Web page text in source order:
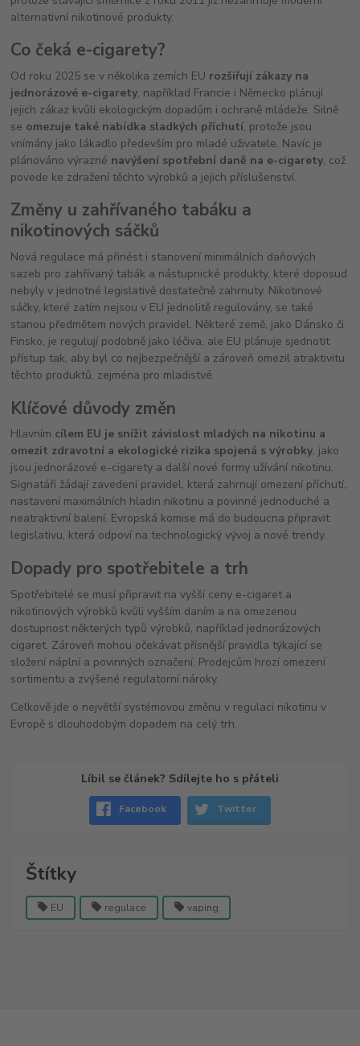
alternativní nikotinové produkty.
Co čeká e-cigarety?
Od roku 2025 se v několika zemích EU rozšiřují zákazy na
jednorázové e-cigarety, například Francie i Německo plánují
jejich zákaz kvůli ekologickým dopadům i ochraně mládeže. Silně
se omezuje také nabídka sladkých příchutí, protože jsou
vnímány jako lákadlo především pro mladé uživatele. Navíc je
plánováno výrazné navýšení spotřební daně na e-cigarety, což
povede ke zdražení těchto výrobků a jejich příslušenství.
Změny u zahřívaného tabáku a
nikotinových sáčků
Nová regulace má přinést i stanovení minimálních daňových
sazeb pro zahřívaný tabák a nástupnické produkty, které doposud
nebyly v jednotné legislativě dostatečně zahrnuty. Nikotinové
sáčky, které zatím nejsou v EU jednolitě regulovány, se také
stanou předmětem nových pravidel. Některé země, jako Dánsko či
Finsko, je regulují podobně jako léčiva, ale EU plánuje sjednotit
přístup tak, aby byl co nejbezpečnější a zároveň omezil atraktivitu
těchto produktů, zejména pro mladistvé.
Klíčové důvody změn
Hlavním cílem EU je snížit závislost mladých na nikotinu a
omezit zdravotní a ekologické rizika spojená s výrobky, jako
jsou jednorázové e-cigarety a další nové formy užívání nikotinu.
Signatáři žádají zavedení pravidel, která zahrnují omezení příchutí,
nastavení maximálních hladin nikotinu a povinné jednoduché a
neatraktivní balení. Evropská komise má do budoucna připravit
legislativu, která odpoví na technologický vývoj a nové trendy.
Dopady pro spotřebitele a trh
Spotřebitelé se musí připravit na vyšší ceny e-cigaret a
nikotinových výrobků kvůli vyšším daním a na omezenou
dostupnost některých typů výrobků, například jednorázových
cigaret. Zároveň mohou očekávat přísnější pravidla týkající se
složení náplní a povinných označení. Prodejcům hrozí omezení
sortimentu a zvýšené regulatorní nároky.
Celkově jde o největší systémovou změnu v regulaci nikotinu v
Evropě s dlouhodobým dopadem na celý trh.
Líbil se článek? Sdílejte ho s přáteli
Facebook Twitter
Štítky
EU regulace vaping